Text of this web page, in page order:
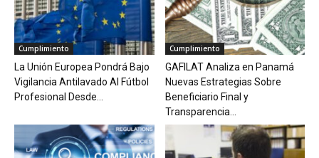
Cumplimiento
La Unión Europea Pondrá Bajo
Vigilancia Antilavado Al Fútbol
Profesional Desde...
Cumplimiento
GAFILAT Analiza en Panamá
Nuevas Estrategias Sobre
Beneficiario Final y
Transparencia...